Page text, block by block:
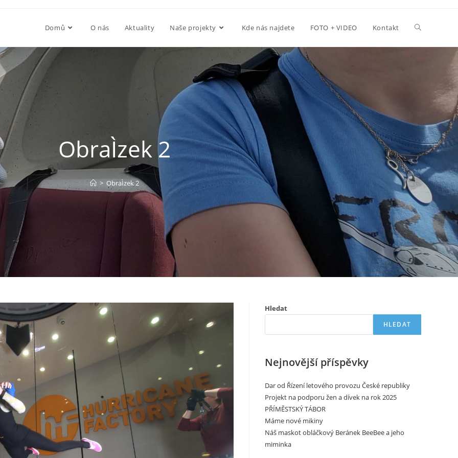
Domů O nás Aktuality Naše projekty Kde nás najdete FOTO + VIDEO Kontakt Toggle
search
ObraÌzek 2
> ObraÌzek 2
Hledat
HLEDAT
Nejnovější příspěvky
Dar od Řízení letového provozu České republiky
Projekt na podporu žen a dívek na rok 2025
PŘÍMĚSTSKÝ TÁBOR
Máme nové mikiny
Náš maskot obláčkový Beránek BeeBee a jeho
miminka